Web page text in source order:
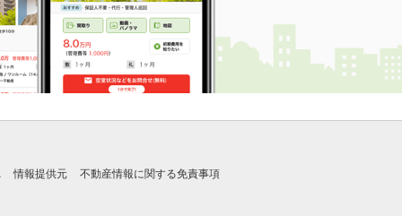
情報提供元 不動産情報に関する免責事項